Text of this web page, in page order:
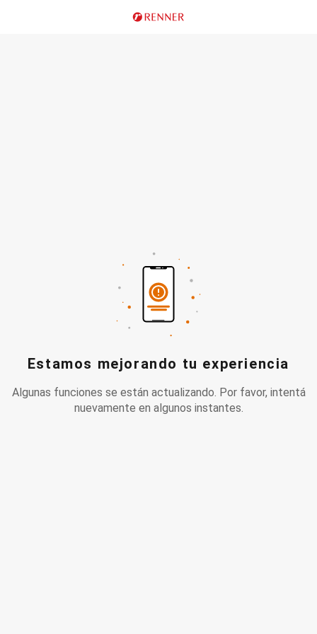
Estamos mejorando tu experiencia
Algunas funciones se están actualizando. Por favor, intentá
nuevamente en algunos instantes.